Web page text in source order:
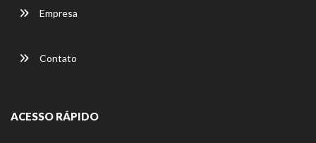
Empresa
Contato
ACESSO RÁPIDO